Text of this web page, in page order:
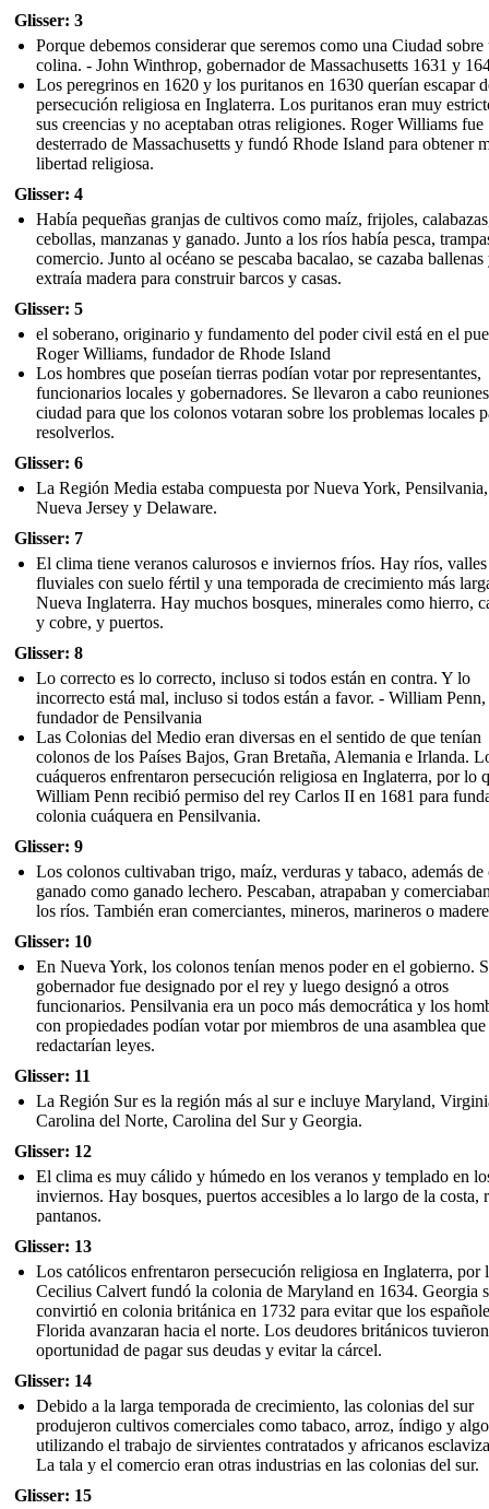
Glisser: 3
Porque debemos considerar que seremos como una Ciudad sobre
colina. - John Winthrop, gobernador de Massachusetts 1631 y
Los peregrinos en 1620 y los puritanos en 1630 querían escapar
persecución religiosa en Inglaterra. Los puritanos eran muy
sus creencias y no aceptaban otras religiones. Roger Williams fue
desterrado de Massachusetts y fundó Rhode Island para obtener
libertad religiosa.
Glisser: 4
Había pequeñas granjas de cultivos como maíz, frijoles,
cebollas, manzanas y ganado. Junto a los ríos había pesca,
comercio. Junto al océano se pescaba bacalao, se cazaba ballenas
extraía madera para construir barcos y casas.
Glisser: 5
el soberano, originario y fundamento del poder civil está en el
Roger Williams, fundador de Rhode Island
Los hombres que poseían tierras podían votar por representantes,
funcionarios locales y gobernadores. Se llevaron a cabo
ciudad para que los colonos votaran sobre los problemas locales
resolverlos.
Glisser: 6
La Región Media estaba compuesta por Nueva York, Pensilvania,
Nueva Jersey y Delaware.
Glisser: 7
El clima tiene veranos calurosos e inviernos fríos. Hay ríos, valles
fluviales con suelo fértil y una temporada de crecimiento más
Nueva Inglaterra. Hay muchos bosques, minerales como hierro,
y cobre, y puertos.
Glisser: 8
Lo correcto es lo correcto, incluso si todos están en contra. Y lo
incorrecto está mal, incluso si todos están a favor. - William Penn,
fundador de Pensilvania
Las Colonias del Medio eran diversas en el sentido de que tenían
colonos de los Países Bajos, Gran Bretaña, Alemania e Irlanda.
cuáqueros enfrentaron persecución religiosa en Inglaterra, por lo
William Penn recibió permiso del rey Carlos II en 1681 para
colonia cuáquera en Pensilvania.
Glisser: 9
Los colonos cultivaban trigo, maíz, verduras y tabaco, además de
ganado como ganado lechero. Pescaban, atrapaban y
los ríos. También eran comerciantes, mineros, marineros o
Glisser: 10
En Nueva York, los colonos tenían menos poder en el gobierno.
gobernador fue designado por el rey y luego designó a otros
funcionarios. Pensilvania era un poco más democrática y los
con propiedades podían votar por miembros de una asamblea que
redactarían leyes.
Glisser: 11
La Región Sur es la región más al sur e incluye Maryland,
Carolina del Norte, Carolina del Sur y Georgia.
Glisser: 12
El clima es muy cálido y húmedo en los veranos y templado en
inviernos. Hay bosques, puertos accesibles a lo largo de la costa,
pantanos.
Glisser: 13
Los católicos enfrentaron persecución religiosa en Inglaterra, por
Cecilius Calvert fundó la colonia de Maryland en 1634. Georgia
convirtió en colonia británica en 1732 para evitar que los
Florida avanzaran hacia el norte. Los deudores británicos
oportunidad de pagar sus deudas y evitar la cárcel.
Glisser: 14
Debido a la larga temporada de crecimiento, las colonias del sur
produjeron cultivos comerciales como tabaco, arroz, índigo y
utilizando el trabajo de sirvientes contratados y africanos
La tala y el comercio eran otras industrias en las colonias del sur.
Glisser: 15